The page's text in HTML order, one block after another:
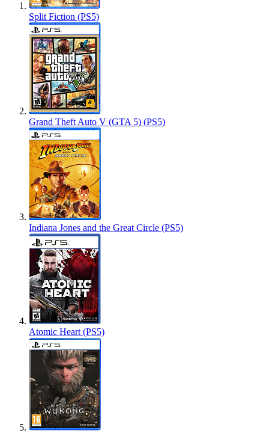
Split Fiction (PS5)
Grand Theft Auto V (GTA 5) (PS5)
Indiana Jones and the Great Circle (PS5)
Atomic Heart (PS5)